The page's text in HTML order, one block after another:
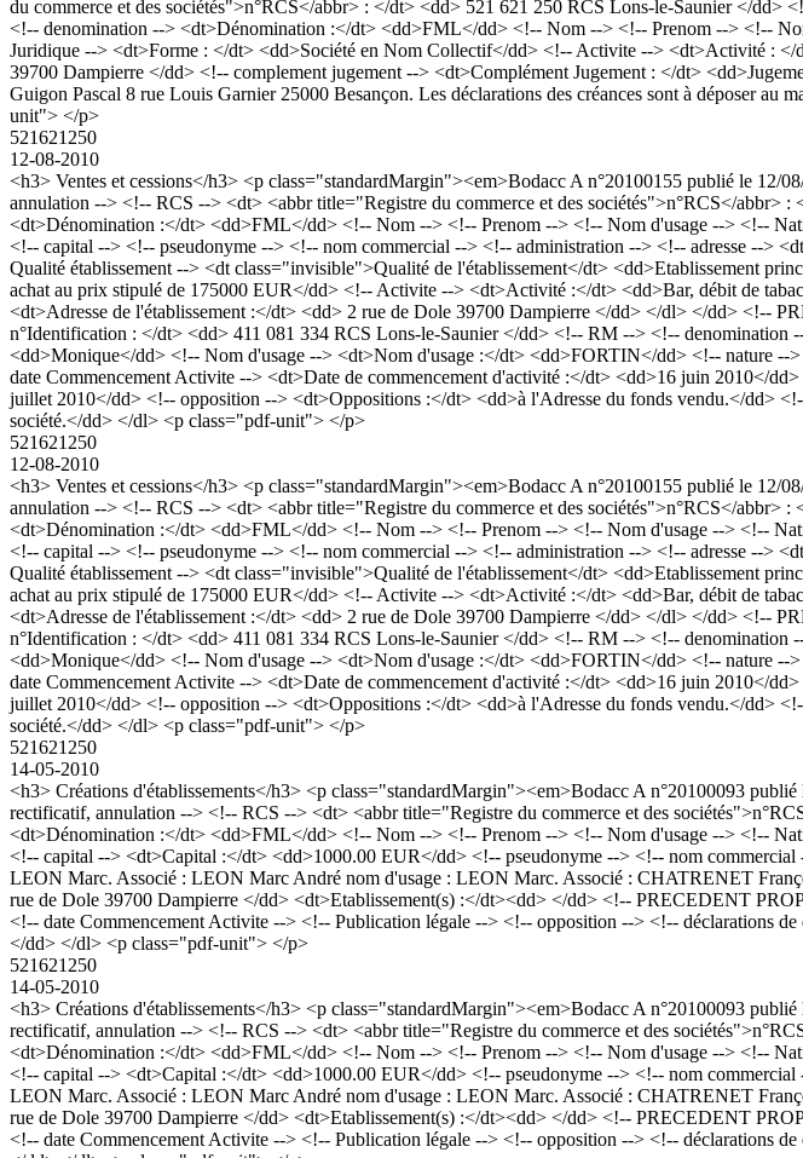
du commerce et des sociétés">n°RCS</abbr> : </dt> <dd> 521 621 250 RCS Lons-le-Saunier </
<!-- denomination --> <dt>Dénomination :</dt> <dd>FML</dd> <!-- Nom --> <!-- Prenom --> <!--
Juridique --> <dt>Forme : </dt> <dd>Société en Nom Collectif</dd> <!-- Activite --> <dt>Activité : </
39700 Dampierre </dd> <!-- complement jugement --> <dt>Complément Jugement : </dt>
Guigon Pascal 8 rue Louis Garnier 25000 Besançon. Les déclarations des créances sont à déposer
unit"> </p>
521621250
12-08-2010
<h3> Ventes et cessions</h3> <p class="standardMargin"><em>Bodacc A n°20100155 publié le
annulation --> <!-- RCS --> <dt> <abbr title="Registre du commerce et des sociétés">n°RCS</
<dt>Dénomination :</dt> <dd>FML</dd> <!-- Nom --> <!-- Prenom --> <!-- Nom d'usage --> <!--
<!-- capital --> <!-- pseudonyme --> <!-- nom commercial --> <!-- administration --> <!-- adresse -->
Qualité établissement --> <dt class="invisible">Qualité de l'établissement</dt> <dd>Etablissement
achat au prix stipulé de 175000 EUR</dd> <!-- Activite --> <dt>Activité :</dt> <dd>Bar, débit de
<dt>Adresse de l'établissement :</dt> <dd> 2 rue de Dole 39700 Dampierre </dd> </dl> </dd> <!--
n°Identification : </dt> <dd> 411 081 334 RCS Lons-le-Saunier </dd> <!-- RM --> <!--
<dd>Monique</dd> <!-- Nom d'usage --> <dt>Nom d'usage :</dt> <dd>FORTIN</dd> <!--
date Commencement Activite --> <dt>Date de commencement d'activité :</dt> <dd>16 juin
juillet 2010</dd> <!-- opposition --> <dt>Oppositions :</dt> <dd>à l'Adresse du fonds vendu.</dd>
société.</dd> </dl> <p class="pdf-unit"> </p>
521621250
12-08-2010
<h3> Ventes et cessions</h3> <p class="standardMargin"><em>Bodacc A n°20100155 publié le
annulation --> <!-- RCS --> <dt> <abbr title="Registre du commerce et des sociétés">n°RCS</
<dt>Dénomination :</dt> <dd>FML</dd> <!-- Nom --> <!-- Prenom --> <!-- Nom d'usage --> <!--
<!-- capital --> <!-- pseudonyme --> <!-- nom commercial --> <!-- administration --> <!-- adresse -->
Qualité établissement --> <dt class="invisible">Qualité de l'établissement</dt> <dd>Etablissement
achat au prix stipulé de 175000 EUR</dd> <!-- Activite --> <dt>Activité :</dt> <dd>Bar, débit de
<dt>Adresse de l'établissement :</dt> <dd> 2 rue de Dole 39700 Dampierre </dd> </dl> </dd> <!--
n°Identification : </dt> <dd> 411 081 334 RCS Lons-le-Saunier </dd> <!-- RM --> <!--
<dd>Monique</dd> <!-- Nom d'usage --> <dt>Nom d'usage :</dt> <dd>FORTIN</dd> <!--
date Commencement Activite --> <dt>Date de commencement d'activité :</dt> <dd>16 juin
juillet 2010</dd> <!-- opposition --> <dt>Oppositions :</dt> <dd>à l'Adresse du fonds vendu.</dd>
société.</dd> </dl> <p class="pdf-unit"> </p>
521621250
14-05-2010
<h3> Créations d'établissements</h3> <p class="standardMargin"><em>Bodacc A n°20100093
rectificatif, annulation --> <!-- RCS --> <dt> <abbr title="Registre du commerce et des
<dt>Dénomination :</dt> <dd>FML</dd> <!-- Nom --> <!-- Prenom --> <!-- Nom d'usage --> <!--
<!-- capital --> <dt>Capital :</dt> <dd>1000.00 EUR</dd> <!-- pseudonyme --> <!-- nom
LEON Marc. Associé : LEON Marc André nom d'usage : LEON Marc. Associé : CHATRENET
rue de Dole 39700 Dampierre </dd> <dt>Etablissement(s) :</dt><dd> </dd> <!-- PRECEDENT
<!-- date Commencement Activite --> <!-- Publication légale --> <!-- opposition --> <!-- déclarations
</dd> </dl> <p class="pdf-unit"> </p>
521621250
14-05-2010
<h3> Créations d'établissements</h3> <p class="standardMargin"><em>Bodacc A n°20100093
rectificatif, annulation --> <!-- RCS --> <dt> <abbr title="Registre du commerce et des
<dt>Dénomination :</dt> <dd>FML</dd> <!-- Nom --> <!-- Prenom --> <!-- Nom d'usage --> <!--
<!-- capital --> <dt>Capital :</dt> <dd>1000.00 EUR</dd> <!-- pseudonyme --> <!-- nom
LEON Marc. Associé : LEON Marc André nom d'usage : LEON Marc. Associé : CHATRENET
rue de Dole 39700 Dampierre </dd> <dt>Etablissement(s) :</dt><dd> </dd> <!-- PRECEDENT
<!-- date Commencement Activite --> <!-- Publication légale --> <!-- opposition --> <!-- déclarations